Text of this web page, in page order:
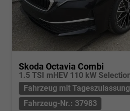
Skoda Octavia Combi
Fahrzeug mit Tageszulassung
Fahrzeug-Nr.: 37983